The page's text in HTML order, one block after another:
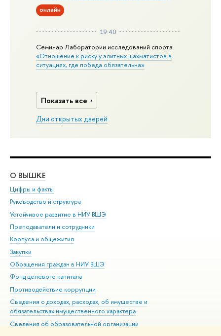
онлайн
19:40
Семинар Лаборатории исследований спорта
«Отношение к риску у элитных шахматистов в
ситуациях, где победа обязательна»
Показать все
Дни открытых дверей
О ВЫШКЕ
Цифры и факты
Руководство и структура
Устойчивое развитие в НИУ ВШЭ
Преподаватели и сотрудники
Корпуса и общежития
Закупки
Обращения граждан в НИУ ВШЭ
Фонд целевого капитала
Противодействие коррупции
Сведения о доходах, расходах, об имуществе и
обязательствах имущественного характера
Сведения об образовательной организации